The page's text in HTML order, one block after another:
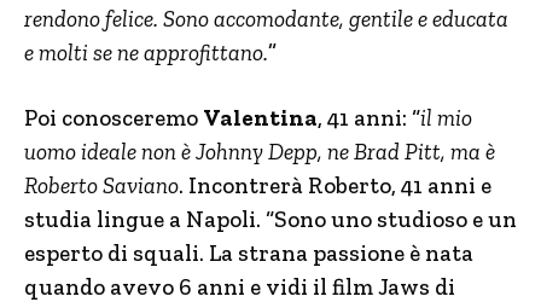
rendono felice. Sono accomodante, gentile e educata
e molti se ne approfittano.”
Poi conosceremo Valentina, 41 anni: “il mio
uomo ideale non è Johnny Depp, ne Brad Pitt, ma è
Roberto Saviano. Incontrerà Roberto, 41 anni e
studia lingue a Napoli. “Sono uno studioso e un
esperto di squali. La strana passione è nata
quando avevo 6 anni e vidi il film Jaws di